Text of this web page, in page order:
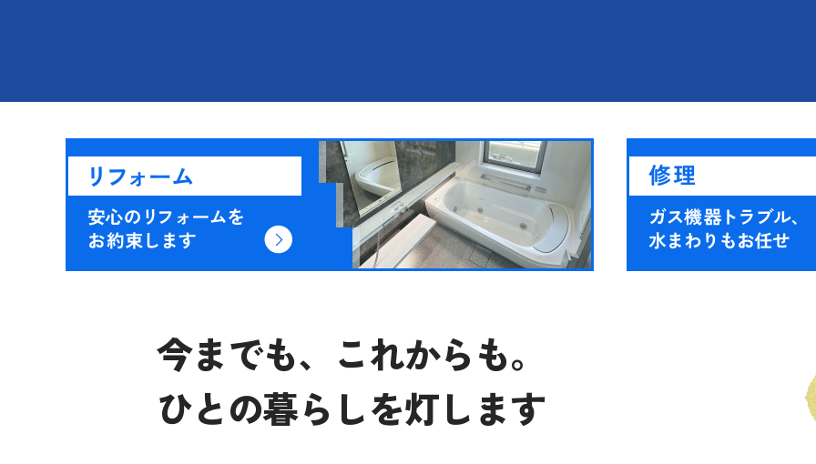
今までも、これからも。
ひとの暮らしを灯します